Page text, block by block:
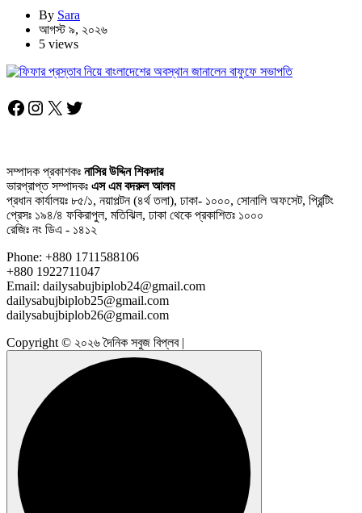
By Sara
আগস্ট ৯, ২০২৬
5 views
Facebook
Instagram
X Twitter
সম্পাদক প্রকাশকঃ নাসির উদ্দিন শিকদার
ভারপ্রাপ্ত সম্পাদকঃ এস এম বদরুল আলম
প্রধান কার্যালয়ঃ ৮৫/১, নয়াপল্টন (৪র্থ তলা), ঢাকা- ১০০০, সোনালি অফসেট, প্রিন্টিং
প্রেসঃ ১৯৪/৪ ফকিরাপুল, মতিঝিল, ঢাকা থেকে প্রকাশিতঃ ১০০০
রেজিঃ নং ডিএ - ১৪১২
Phone: +880 1711588106
+880 1922711047
Email: dailysabujbiplob24@gmail.com
dailysabujbiplob25@gmail.com
dailysabujbiplob26@gmail.com
Copyright © ২০২৬ দৈনিক সবুজ বিপ্লব |